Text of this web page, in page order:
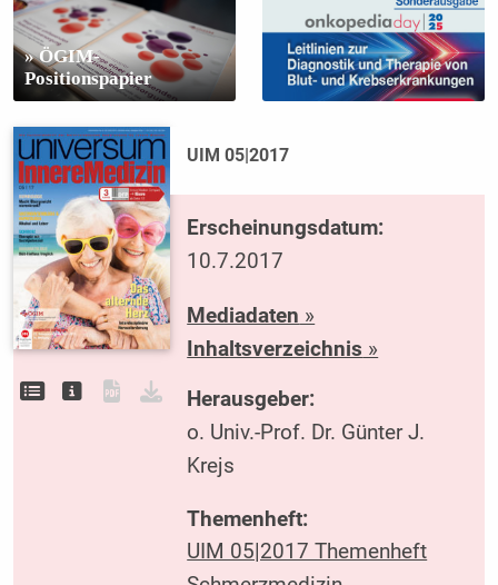
» ÖGIM-
Positionspapier
UIM 05|2017
Erscheinungsdatum:
10.7.2017
Mediadaten »
Inhaltsverzeichnis »
Herausgeber:
o. Univ.-Prof. Dr. Günter J.
Krejs
Themenheft:
UIM 05|2017 Themenheft